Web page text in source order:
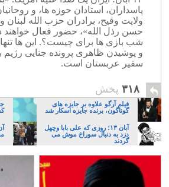
پاسداران، استادان حوزه ها، و
ولایت وقیح، برادران حزب الله لبنان
حسن رذل الله»، حضور فعال خواهند
شب بازی ها برای چیست؟. این ها
و پوشیدن ظاهری پرونده جنایی
سفیر عربستان است.
۳۱۸ پخش
فیلم آرگو علاوه بر جایزه های
گوناگون، برنده جایزه اسکار شد
آبان ۱۳؛ روزی که علی بابا وچهل
دزد به دنبال سوراخ موش می
گردند